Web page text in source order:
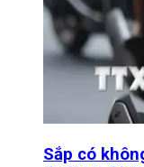
Sắp có